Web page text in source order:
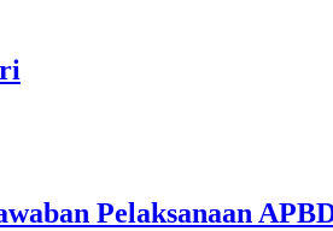
Pelaksanaan